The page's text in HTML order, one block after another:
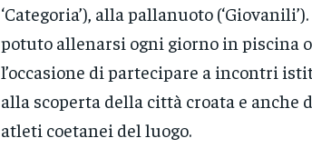
‘Categoria’), alla pallanuoto
potuto allenarsi ogni giorno in piscina
l’occasione di partecipare a incontri
alla scoperta della città croata e anche
atleti coetanei del luogo.